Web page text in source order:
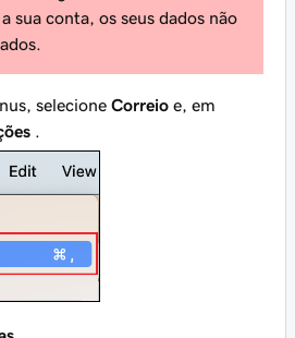
sua conta, os seus dados não
selecione Correio e, em